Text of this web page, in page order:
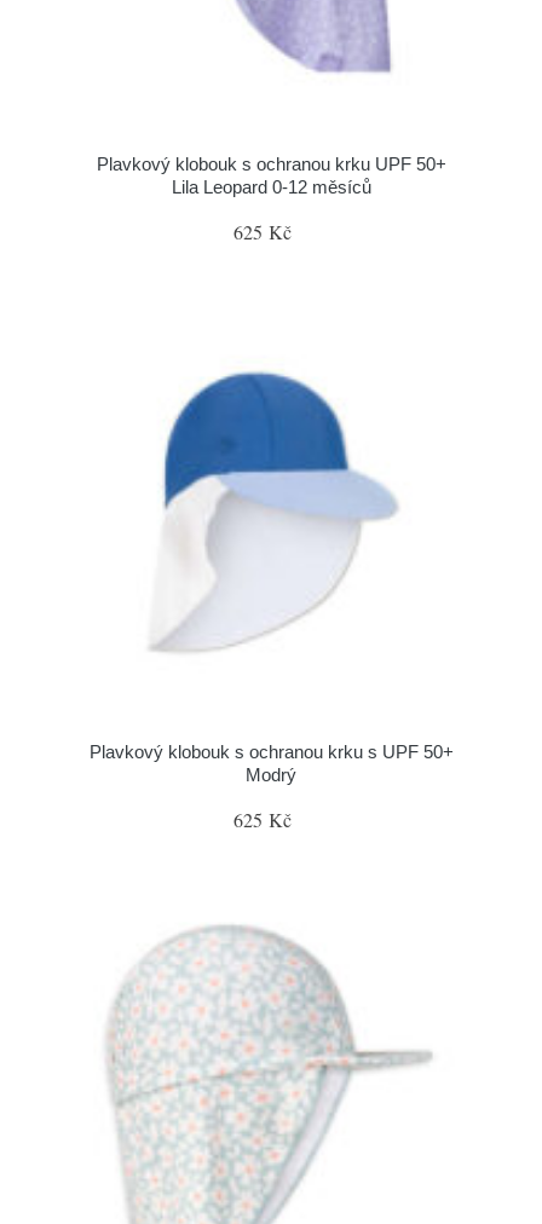
Plavkový klobouk s ochranou krku UPF 50+
Lila Leopard 0-12 měsíců
625 Kč
Plavkový klobouk s ochranou krku s UPF 50+
Modrý
625 Kč